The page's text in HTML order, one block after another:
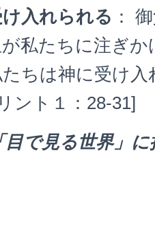
入れられる ：
私たちに注ぎか
は神に受け入
ント１：28-31]
目で見る世界」